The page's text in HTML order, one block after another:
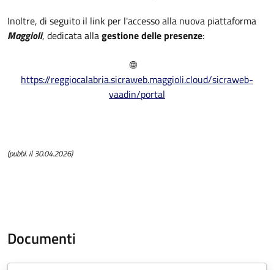
Inoltre, di seguito il link per l'accesso alla nuova piattaforma
Maggioli, dedicata allagestione delle presenze:
🌐
https://reggiocalabria.sicraweb.maggioli.cloud/sicraweb-
vaadin/portal
(pubbl. il 30.04.2026)
Documenti